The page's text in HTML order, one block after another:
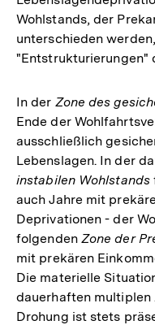
Wohlstands, der
unterschieden
"Entstrukturierungen"
In der Zone des
Ende der
ausschließlich
Lebenslagen. In der
instabilen Wohlstands
auch Jahre mit
Deprivationen - der
folgenden Zone der
mit prekären
Die materielle
dauerhaften
Drohung ist stets